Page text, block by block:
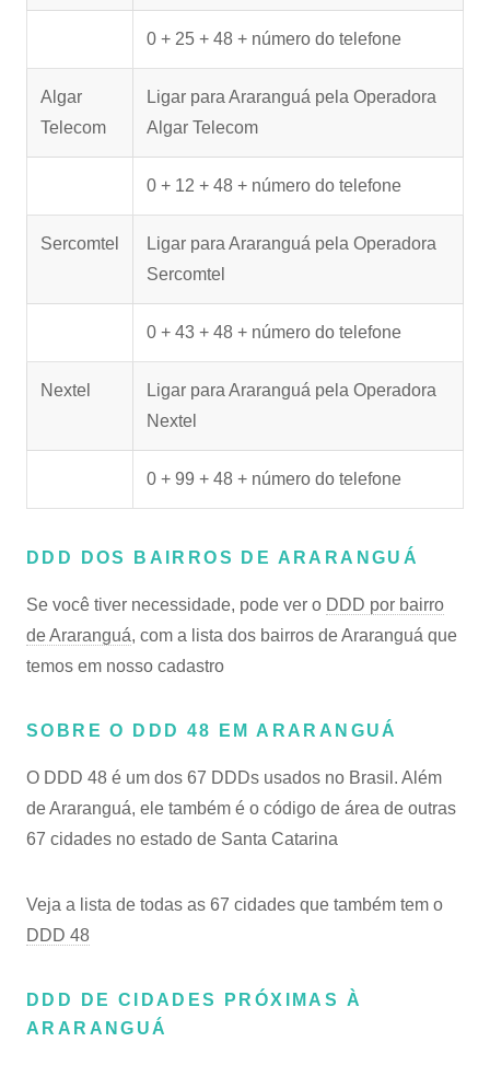
0 + 25 + 48 + número do telefone
Algar
Telecom
Ligar para Araranguá pela Operadora
Algar Telecom
0 + 12 + 48 + número do telefone
Sercomtel
Ligar para Araranguá pela Operadora
Sercomtel
0 + 43 + 48 + número do telefone
Nextel
Ligar para Araranguá pela Operadora
Nextel
0 + 99 + 48 + número do telefone
DDD DOS BAIRROS DE ARARANGUÁ
Se você tiver necessidade, pode ver o DDD por bairro
de Araranguá, com a lista dos bairros de Araranguá que
temos em nosso cadastro
SOBRE O DDD 48 EM ARARANGUÁ
O DDD 48 é um dos 67 DDDs usados no Brasil. Além
de Araranguá, ele também é o código de área de outras
67 cidades no estado de Santa Catarina
Veja a lista de todas as 67 cidades que também tem o
DDD 48
DDD DE CIDADES PRÓXIMAS À
ARARANGUÁ